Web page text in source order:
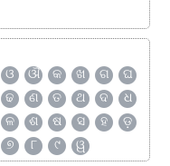
ଓ ଔ କ ଖ ଗ
ଘ
ଢ ଣ ତ ଥ ଦ
ଧ
ଳ ଶ ଷ ସ ହ
ଡ଼
୭ ୮ ୯ ୱ